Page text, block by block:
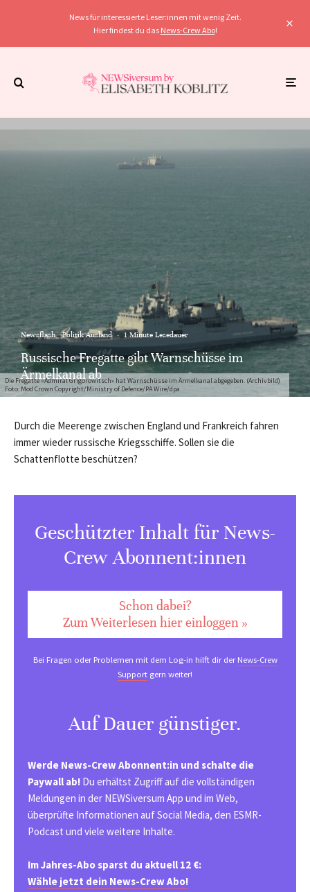
News für interessierte Leser:innen mit wenig Zeit.
Hier findest du das News-Crew Abo!
Die Fregatte «Admiral Grigorowitsch» hat Warnschüsse im Ärmelkanal abgegeben. (Archivbild)
Foto: Mod Crown Copyright/Ministry of Defence/PA Wire/dpa
Newsflash Politik Ausland · 1 Minute Lesedauer
Russische Fregatte gibt Warnschüsse im
Ärmelkanal ab
Durch die Meerenge zwischen England und Frankreich fahren
immer wieder russische Kriegsschiffe. Sollen sie die
Schattenflotte beschützen?
Geschützter Inhalt für News-
Crew Abonnent:innen
Schon dabei?
Zum Weiterlesen hier einloggen »
Bei Fragen oder Problemen mit dem Log-in hilft dir derNews-Crew
Support gern weiter!
Auf Dauer günstiger.
Werde News-Crew Abonnent:in und schalte die
Paywall ab! Du erhältst Zugriff auf die vollständigen
Meldungen in der NEWSiversum App und im Web,
überprüfte Informationen auf Social Media, den ESMR-
Podcast und viele weitere Inhalte.
Im Jahres-Abo sparst du aktuell 12 €:
Wähle jetzt dein News-Crew Abo!